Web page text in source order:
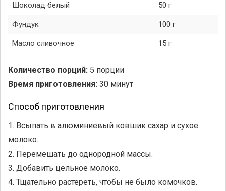
Шоколад белый 50 г
Фундук 100 г
Масло сливочное 15 г
Количество порций: 5 порции
Время приготовления: 30 минут
Способ приготовления
1. Всыпать в алюминиевый ковшик сахар и сухое
молоко.
2. Перемешать до однородной массы.
3. Добавить цельное молоко.
4. Тщательно растереть, чтобы не было комочков.